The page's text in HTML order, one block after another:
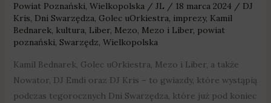
Powiat Poznański, Wielkopolska/ JL / 18 marca 2024 / DJ
Kris, Dni Swarzędza, Golec uOrkiestra, imprezy, Kamil
Bednarek, kultura, Liber, Mezo, Mezo i Liber, powiat
poznański, Swarzędz, Wielkopolska
Kamil Bednarek, Golec uOrkiestra, Mezo i Liber, a także
Nowator, DJ Emdi oraz DJ Kris – to gwiazdy, które wystąpią
podczas tegorocznych Dni Swarzędza, które już pod koniec